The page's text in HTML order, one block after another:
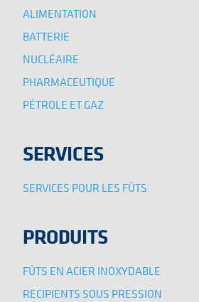
ALIMENTATION
BATTERIE
NUCLÉAIRE
PHARMACEUTIQUE
PÉTROLE ET GAZ
SERVICES
SERVICES POUR LES FÛTS
PRODUITS
FÛTS EN ACIER INOXYDABLE
RECIPIENTS SOUS PRESSION